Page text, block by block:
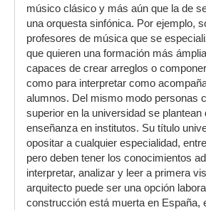
músico clásico y más aún que la de
una orquesta sinfónica. Por ejemplo,
profesores de música que se
que quieren una formación más
capaces de crear arreglos o
como para interpretar como
alumnos. Del mismo modo personas
superior en la universidad se plantean
enseñanza en institutos. Su título
opositar a cualquier especialidad,
pero deben tener los conocimientos
interpretar, analizar y leer a primera
arquitecto puede ser una opción
construcción está muerta en España,